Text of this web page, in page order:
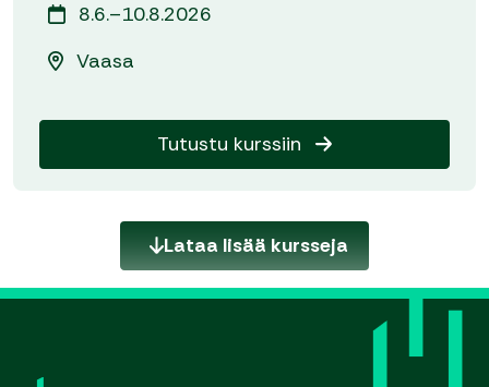
8.6.–10.8.2026
Vaasa
Tutustu kurssiin
Lataa lisää kursseja